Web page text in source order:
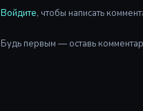
Войдите, чтобы написать
Будь первым — оставь